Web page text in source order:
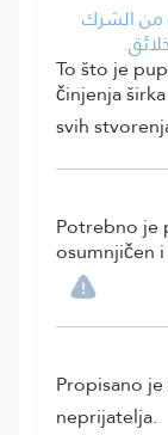
من الشرك
To što je
činjenja
svih
Potrebno je
osumnjičen
Propisano
neprijatelja.